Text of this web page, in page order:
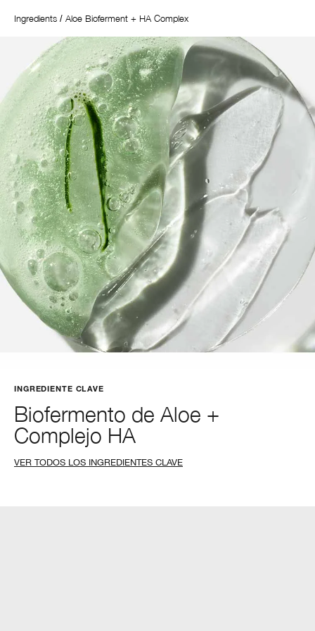
Ingredients Aloe Bioferment + HA Complex
INGREDIENTE CLAVE
Biofermento de Aloe +
Complejo HA
VER TODOS LOS INGREDIENTES CLAVE